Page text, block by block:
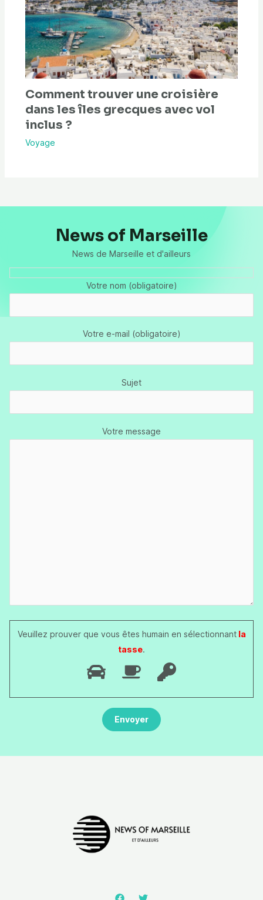
Comment trouver une croisière
dans les îles grecques avec vol
inclus ?
Voyage
News of Marseille
News de Marseille et d'ailleurs
Votre nom (obligatoire)
Votre e-mail (obligatoire)
Sujet
Votre message
Veuillez prouver que vous êtes humain en sélectionnantla
tasse.